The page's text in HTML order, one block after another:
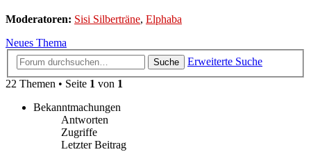
Moderatoren: Sisi Silberträne, Elphaba
Neues Thema
Suche
Erweiterte Suche
22 Themen • Seite 1 von 1
Bekanntmachungen
Antworten
Zugriffe
Letzter Beitrag